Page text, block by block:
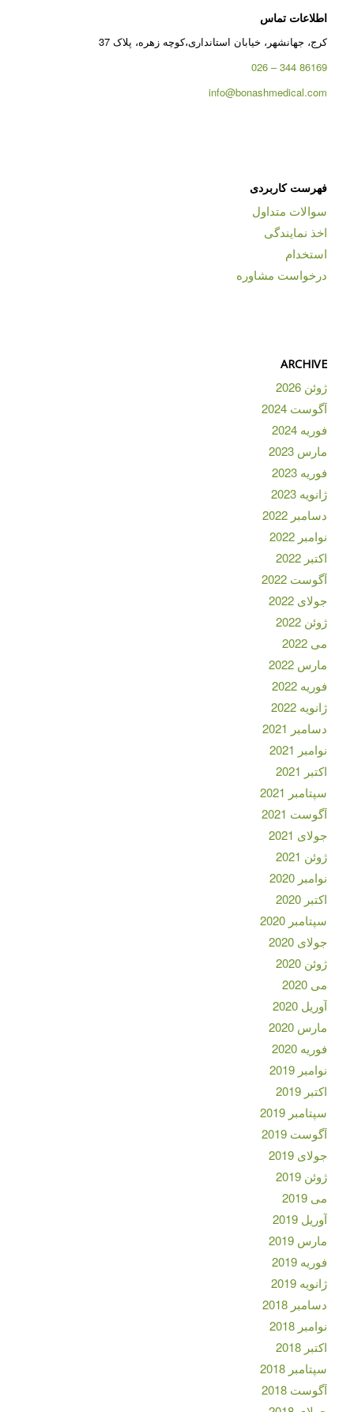
اطلاعات تماس
کرج، جهانشهر، خیابان استانداری،کوچه زهره، پلاک 37
86169 344 – 026
info@bonashmedical.com
فهرست کاربردی
سوالات متداول
اخذ نمایندگی
استخدام
درخواست مشاوره
ARCHIVE
ژوئن 2026
آگوست 2024
فوریه 2024
مارس 2023
فوریه 2023
ژانویه 2023
دسامبر 2022
نوامبر 2022
اکتبر 2022
آگوست 2022
جولای 2022
ژوئن 2022
می 2022
مارس 2022
فوریه 2022
ژانویه 2022
دسامبر 2021
نوامبر 2021
اکتبر 2021
سپتامبر 2021
آگوست 2021
جولای 2021
ژوئن 2021
نوامبر 2020
اکتبر 2020
سپتامبر 2020
جولای 2020
ژوئن 2020
می 2020
آوریل 2020
مارس 2020
فوریه 2020
نوامبر 2019
اکتبر 2019
سپتامبر 2019
آگوست 2019
جولای 2019
ژوئن 2019
می 2019
آوریل 2019
مارس 2019
فوریه 2019
ژانویه 2019
دسامبر 2018
نوامبر 2018
اکتبر 2018
سپتامبر 2018
آگوست 2018